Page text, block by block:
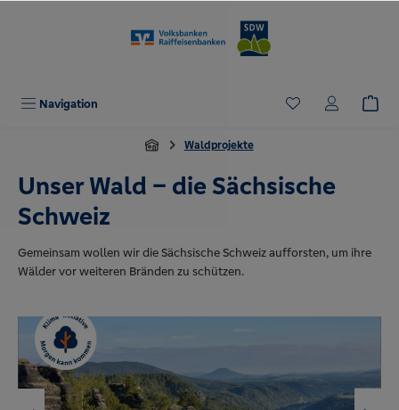
Navigation
Waldprojekte
Unser Wald – die Sächsische
Schweiz
Gemeinsam wollen wir die Sächsische Schweiz aufforsten, um ihre
Wälder vor weiteren Bränden zu schützen.
Bildergalerie überspringen